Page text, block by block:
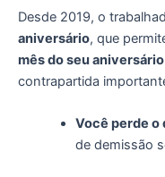
Desde 2019, o
aniversário, que
mês do seu aniversário
contrapartida
Você perde o
de demissão